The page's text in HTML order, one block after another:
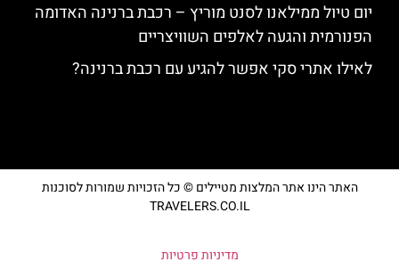
יום טיול ממילאנו לסנט מוריץ – רכבת ברנינה האדומה
הפנורמית והגעה לאלפים השוויצריים
לאילו אתרי סקי אפשר להגיע עם רכבת ברנינה?
האתר הינו אתר המלצות מטיילים © כל הזכויות שמורות לסוכנות
TRAVELERS.CO.IL
מדיניות פרטיות